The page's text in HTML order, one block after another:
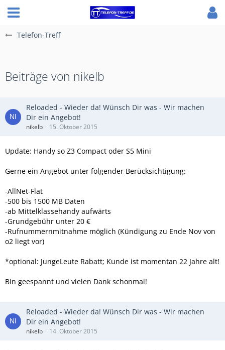
Telefon-Treff
Beiträge von nikelb
Reloaded - Wieder da! Wünsch Dir was - Wir machen
Dir ein Angebot!
nikelb 15. Oktober 2015
Update: Handy so Z3 Compact oder S5 Mini
Gerne ein Angebot unter folgender Berücksichtigung:
-AllNet-Flat
-500 bis 1500 MB Daten
-ab Mittelklassehandy aufwärts
-Grundgebühr unter 20 €
-Rufnummernmitnahme möglich (Kündigung zu Ende Nov von
o2 liegt vor)
*optional: JungeLeute Rabatt; Kunde ist momentan 22 Jahre alt!
Bin geespannt und vielen Dank schonmal!
Reloaded - Wieder da! Wünsch Dir was - Wir machen
Dir ein Angebot!
nikelb 14. Oktober 2015